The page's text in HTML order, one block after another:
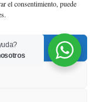
el consentimiento, puede
Johnnie
Label
cantidad
Política